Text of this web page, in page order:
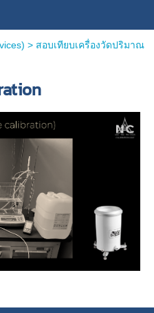
> สอบเทียบเครื่องวัดปริมาณ